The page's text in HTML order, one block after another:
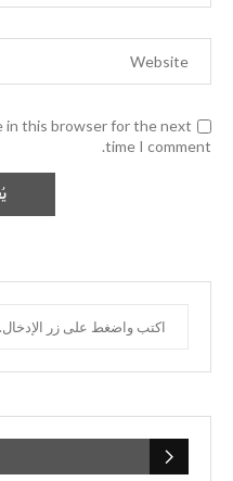
in this browser for the next
time I comment.